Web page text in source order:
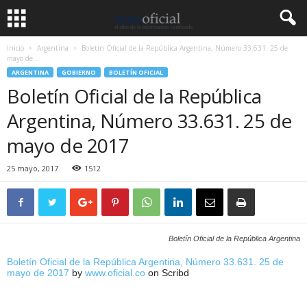
Inicio Argentina
Boletín Oficial de la República Argentina, Número 33.631. 25 de
mayo de...
ARGENTINA GOBIERNO BOLETÍN OFICIAL
Boletín Oficial de la República
Argentina, Número 33.631. 25 de
mayo de 2017
25 mayo, 2017 1512
Boletín Oficial de la República Argentina
Boletín Oficial de la República Argentina, Número 33.631. 25 de
mayo de 2017 by www.oficial.co on Scribd